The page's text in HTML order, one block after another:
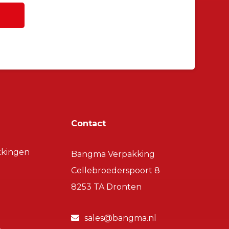
Contact
Bangma Verpakking
Cellebroederspoort 8
8253 TA Dronten
sales@bangma.nl